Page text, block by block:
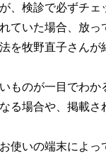
、検診で必ずチェ
ていた場合、放
を牧野直子さんが
ものが一目でわか
る場合や、掲載
いの端末によっ